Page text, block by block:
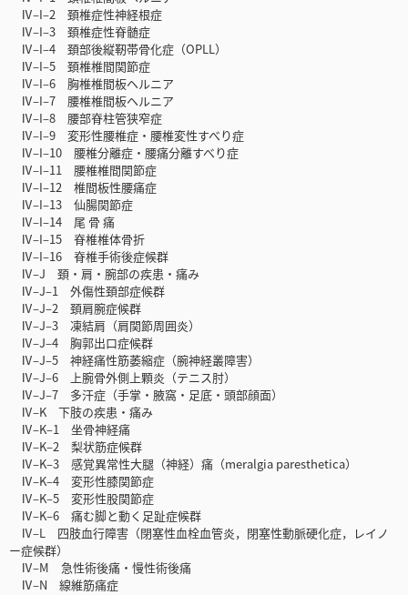
Ⅳ‒I‒2 頚椎症性神経根症
Ⅳ‒I‒3 頚椎症性脊髄症
Ⅳ‒I‒4 頚部後縦靭帯骨化症（OPLL）
Ⅳ‒I‒5 頚椎椎間関節症
Ⅳ‒I‒6 胸椎椎間板ヘルニア
Ⅳ‒I‒7 腰椎椎間板ヘルニア
Ⅳ‒I‒8 腰部脊柱管狭窄症
Ⅳ‒I‒9 変形性腰椎症・腰椎変性すべり症
Ⅳ‒I‒10 腰椎分離症・腰痛分離すべり症
Ⅳ‒I‒11 腰椎椎間関節症
Ⅳ‒I‒12 椎間板性腰痛症
Ⅳ‒I‒13 仙腸関節症
Ⅳ‒I‒14 尾 骨 痛
Ⅳ‒I‒15 脊椎椎体骨折
Ⅳ‒I‒16 脊椎手術後症候群
Ⅳ‒J 頚・肩・腕部の疾患・痛み
Ⅳ‒J‒1 外傷性頚部症候群
Ⅳ‒J‒2 頚肩腕症候群
Ⅳ‒J‒3 凍結肩（肩関節周囲炎）
Ⅳ‒J‒4 胸郭出口症候群
Ⅳ‒J‒5 神経痛性筋萎縮症（腕神経叢障害）
Ⅳ‒J‒6 上腕骨外側上顆炎（テニス肘）
Ⅳ‒J‒7 多汗症（手掌・腋窩・足底・頭部顔面）
Ⅳ‒K 下肢の疾患・痛み
Ⅳ‒K‒1 坐骨神経痛
Ⅳ‒K‒2 梨状筋症候群
Ⅳ‒K‒3 感覚異常性大腿（神経）痛（meralgia paresthetica）
Ⅳ‒K‒4 変形性膝関節症
Ⅳ‒K‒5 変形性股関節症
Ⅳ‒K‒6 痛む脚と動く足趾症候群
Ⅳ‒L 四肢血行障害（閉塞性血栓血管炎，閉塞性動脈硬化症，レイノ
ー症候群）
Ⅳ‒M 急性術後痛・慢性術後痛
Ⅳ‒N 線維筋痛症